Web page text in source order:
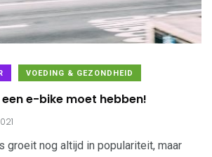
VOEDING & GEZONDHEID
e-bike moet hebben!
groeit nog altijd in populariteit, maar